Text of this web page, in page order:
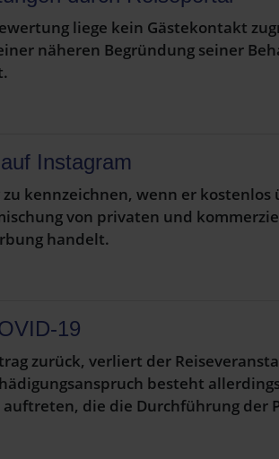
liege kein Gästekontakt
näheren Begründung seiner
Instagram
kennzeichnen, wenn er kostenlos
von privaten und
handelt.
19
zurück, verliert der
besteht
die die Durchführung der